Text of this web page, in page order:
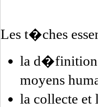
Les t�ches
la d�finition
moyens
la collecte